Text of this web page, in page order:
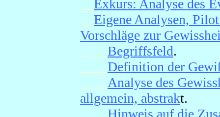
Exkurs: Analyse des
Eigene Analysen,
Vorschläge zur
Begriffsfeld.
Definition der
Analyse des
allgemein, abstrakt.
Hinweis auf die